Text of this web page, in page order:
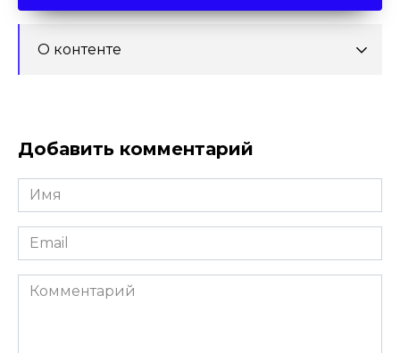
О контенте
Добавить комментарий
Имя
*
Email
*
Комментарий